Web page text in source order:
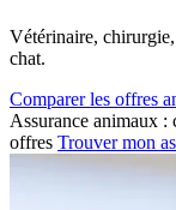
Vétérinaire,
chat.
Comparer les offres
Assurance animaux
offres Trouver mon